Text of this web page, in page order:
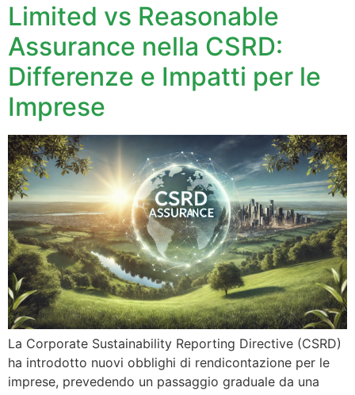
Limited vs Reasonable
Assurance nella CSRD:
Differenze e Impatti per le
Imprese
La Corporate Sustainability Reporting Directive (CSRD)
ha introdotto nuovi obblighi di rendicontazione per le
imprese, prevedendo un passaggio graduale da una